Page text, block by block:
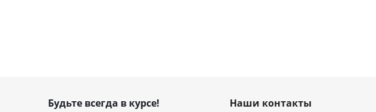
Будьте всегда в курсе! Наши контакты